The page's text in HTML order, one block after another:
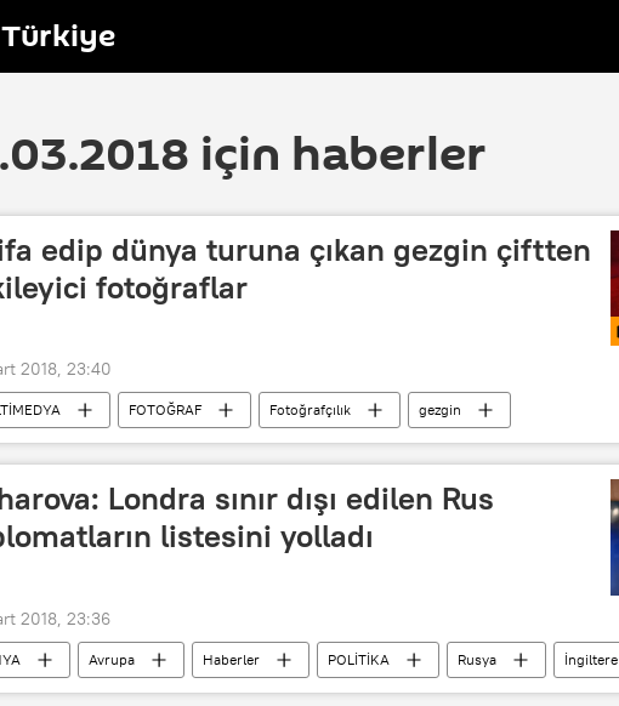
Türkiye
için haberler
edip dünya turuna çıkan gezgin çiftten
fotoğraflar
2018, 23:40
FOTOĞRAF Fotoğrafçılık gezgin
Londra sınır dışı edilen Rus
listesini yolladı
2018, 23:36
Avrupa Haberler POLİTİKA Rusya
İngiltere
Zaharova
Theresa May Rusya-İngiltere ilişkileri